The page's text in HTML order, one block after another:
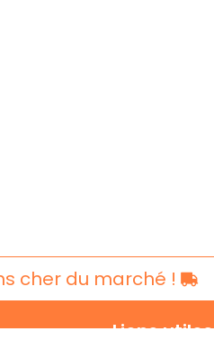
cher du marché !
Liens utiles